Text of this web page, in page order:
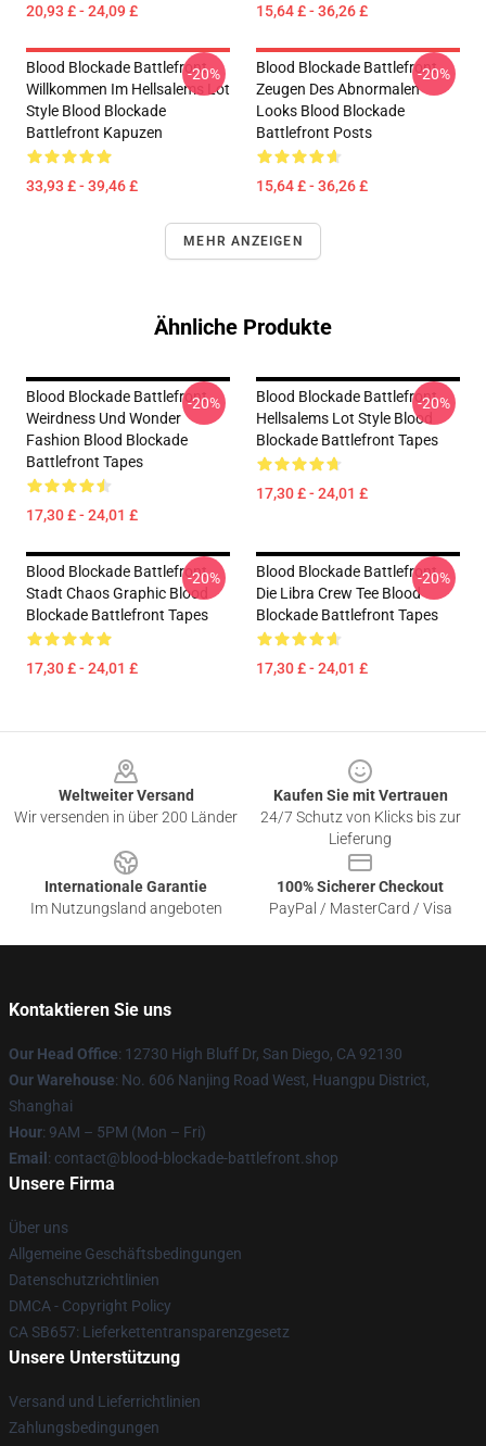
20,93 £ - 24,09 £ 15,64 £ - 36,26 £
Blood Blockade Battlefront
Willkommen Im Hellsalems Lot
Style Blood Blockade
Battlefront Kapuzen
33,93 £ - 39,46 £
-20%
Blood Blockade Battlefront
Zeugen Des Abnormalen
Looks Blood Blockade
Battlefront Posts
15,64 £ - 36,26 £
-20%
MEHR ANZEIGEN
Ähnliche Produkte
Blood Blockade Battlefront
Weirdness Und Wonder
Fashion Blood Blockade
Battlefront Tapes
17,30 £ - 24,01 £
-20%
Blood Blockade Battlefront
Hellsalems Lot Style Blood
Blockade Battlefront Tapes
17,30 £ - 24,01 £
-20%
Blood Blockade Battlefront
Stadt Chaos Graphic Blood
Blockade Battlefront Tapes
17,30 £ - 24,01 £
-20%
Blood Blockade Battlefront
Die Libra Crew Tee Blood
Blockade Battlefront Tapes
17,30 £ - 24,01 £
-20%
Weltweiter Versand
Wir versenden in über 200 Länder
Kaufen Sie mit Vertrauen
24/7 Schutz von Klicks bis zur
Lieferung
Internationale Garantie
Im Nutzungsland angeboten
100% Sicherer Checkout
PayPal / MasterCard / Visa
Kontaktieren Sie uns
Our Head Office: 12730 High Bluff Dr, San Diego, CA 92130
Our Warehouse: No. 606 Nanjing Road West, Huangpu District,
Shanghai
Hour: 9AM – 5PM (Mon – Fri)
Email : contact@blood-blockade-battlefront.shop
Unsere Firma
Über uns
Allgemeine Geschäftsbedingungen
Datenschutzrichtlinien
DMCA - Copyright Policy
CA SB657: Lieferkettentransparenzgesetz
Unsere Unterstützung
Versand und Lieferrichtlinien
Zahlungsbedingungen